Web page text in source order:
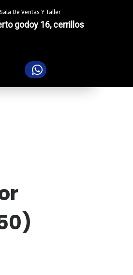
Sala De Ventas Y Taller
godoy 16, cerrillos